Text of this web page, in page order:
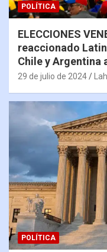
POLÍTICA
ELECCIONES
reaccionado
Chile y Argentina
29 de julio de 2024
POLÍTICA